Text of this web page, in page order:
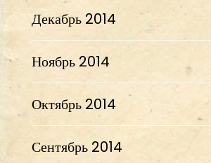
Декабрь 2014
Ноябрь 2014
Октябрь 2014
Сентябрь 2014